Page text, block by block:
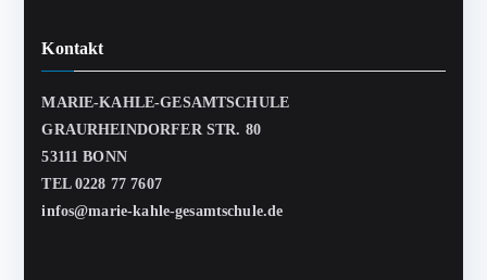
Kontakt
MARIE-KAHLE-GESAMTSCHULE
GRAURHEINDORFER STR. 80
53111 BONN
TEL 0228 77 7607
infos@marie-kahle-gesamtschule.de